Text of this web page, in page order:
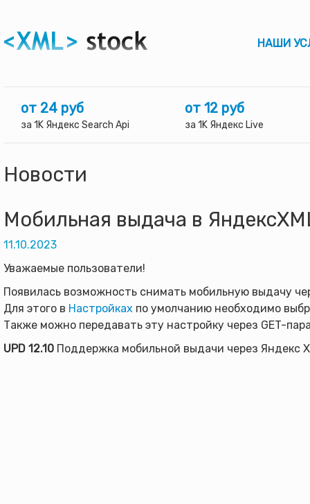
НАШИ
от 24 руб
за 1K Яндекс Search Api
от 12 руб
за 1K Яндекс Live
Новости
Мобильная выдача в
11.10.2023
Уважаемые пользователи!
Появилась возможность снимать мобильную выдачу
Для этого в Настройках по умолчанию необходимо
Также можно передавать эту настройку через GET-
UPD 12.10 Поддержка мобильной выдачи через Яндекс